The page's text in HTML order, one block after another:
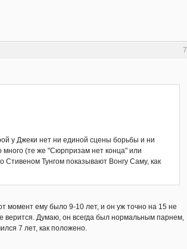
7
у Джеки нет ни единой сцены борьбы и ни
много (те же "Сюрпризам нет конца" или
Стивеном Тунгом показывают Вонгу Саму, как
момент ему было 9-10 лет, и он уж точно на 15 не
Думаю, он всегда был нормальным парнем,
7 лет, как положено.